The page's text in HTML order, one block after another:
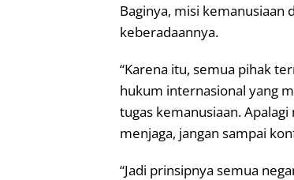
Baginya, misi kemanusiaan
keberadaannya.
“Karena itu, semua pihak
hukum internasional yang
tugas kemanusiaan.
menjaga, jangan sampai
“Jadi prinsipnya semua